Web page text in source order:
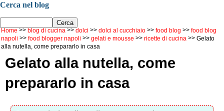
Cerca nel blog
Home blog di cucina dolci dolci al cucchiaio food blog
food blog
napoli
food blogger napoli gelati e mousse ricette di cucina
Gelato
alla nutella, come prepararlo in casa
Gelato alla nutella, come
prepararlo in casa